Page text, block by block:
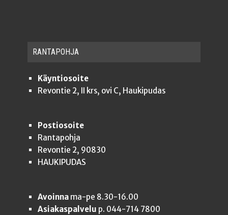
RAN­TA­POH­JA
Käyntiosoite
Revontie 2, II krs, ovi C, Haukipudas
Postiosoite
Rantapohja
Revontie 2, 90830
HAUKIPUDAS
Avoinnama-pe 8.30-16.00
Asiakaspalvelu p. 044-714 7800